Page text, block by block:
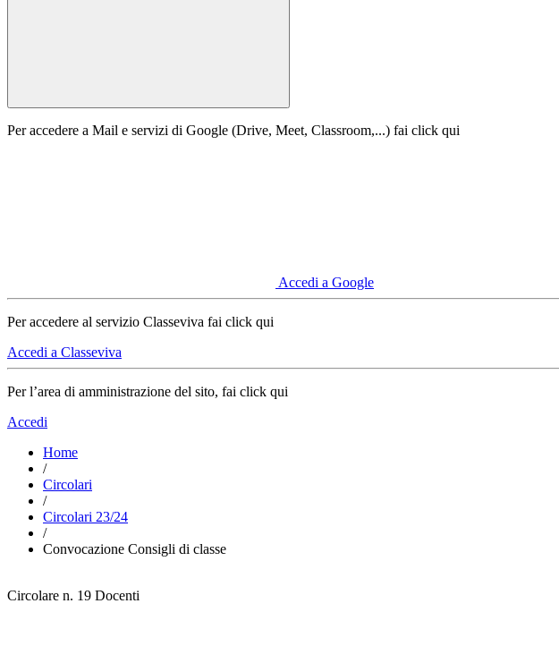
Per accedere a Mail e servizi di Google (Drive, Meet, Classroom,...) fai click qui
Accedi a Google
Per accedere al servizio Classeviva fai click qui
Accedi a Classeviva
Per l’area di amministrazione del sito, fai click qui
Accedi
Home
/
Circolari
/
Circolari 23/24
/
Convocazione Consigli di classe
Circolare n. 19 Docenti